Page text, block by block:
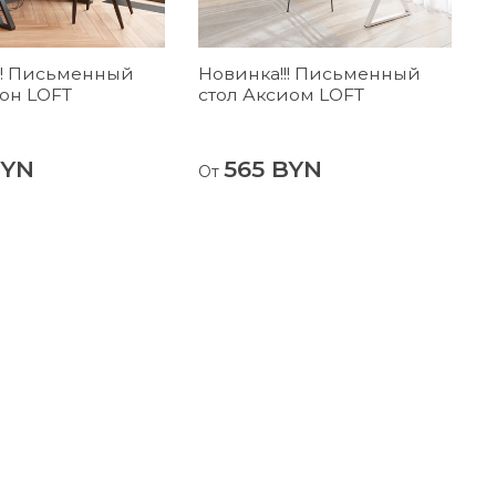
Письменный
LOFT
Новинка!!! Письменный
стол Аксиом LOFT
От 565 BYN